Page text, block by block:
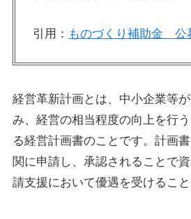
引用： ものづくり補助金 公
経営革新計画とは、中小企業等
み、経営の相当程度の向上を行
る経営計画書のことです。計画
関に申請し、承認されることで
請支援において優遇を受けること